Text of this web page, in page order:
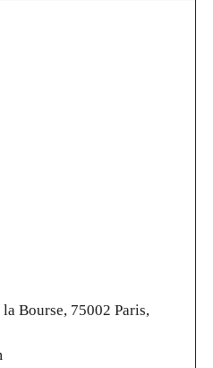
Bourse, 75002 Paris,